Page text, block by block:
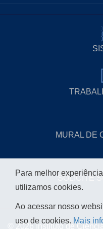
MURAL DE
SOLICITE
© 2026 Instituto de
Para melhor
utilizamos cookies.
Ao acessar nosso
uso de cookies. Mais